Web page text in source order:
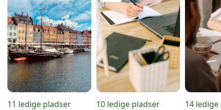
11 ledige pladser 10 ledige pladser 14